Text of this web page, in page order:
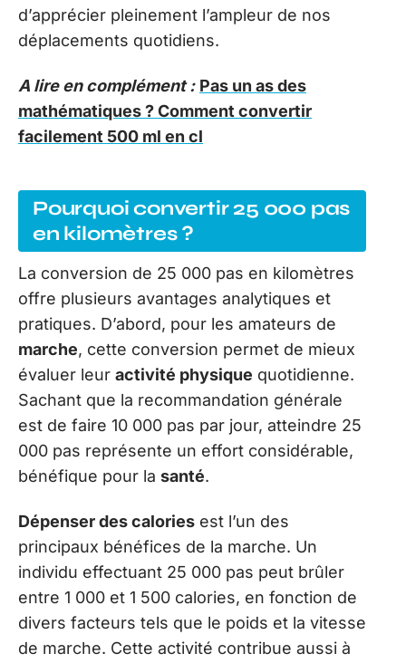
d’apprécier pleinement l’ampleur de nos
déplacements quotidiens.
A lire en complément : Pas un as des
mathématiques ? Comment convertir
facilement 500 ml en cl
Pourquoi convertir 25 000 pas
en kilomètres ?
La conversion de 25 000 pas en kilomètres
offre plusieurs avantages analytiques et
pratiques. D’abord, pour les amateurs de
marche, cette conversion permet de mieux
évaluer leur activité physique quotidienne.
Sachant que la recommandation générale
est de faire 10 000 pas par jour, atteindre 25
000 pas représente un effort considérable,
bénéfique pour la santé.
Dépenser des calories est l’un des
principaux bénéfices de la marche. Un
individu effectuant 25 000 pas peut brûler
entre 1 000 et 1 500 calories, en fonction de
divers facteurs tels que le poids et la vitesse
de marche. Cette activité contribue aussi à